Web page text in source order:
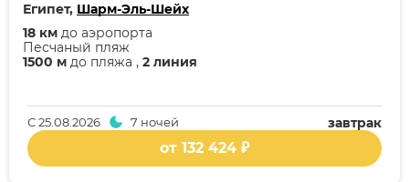
Египет, Шарм-Эль-Шейх
1500 м до пляжа , 2 линия
Песчаный пляж
18 км до аэропорта
завтрак
С25.08.2026 7 ночей
от 132 424 ₽